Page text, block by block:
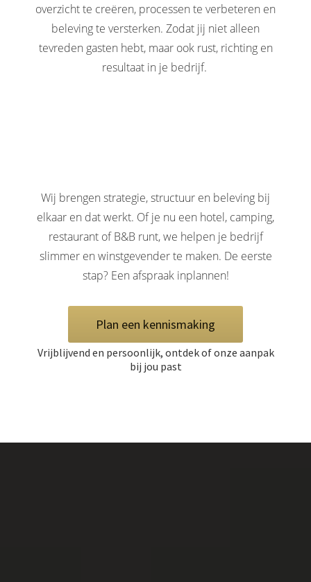
overzicht te creëren, processen te verbeteren en
beleving te versterken. Zodat jij niet alleen
tevreden gasten hebt, maar ook rust, richting en
resultaat in je bedrijf.
Wij brengen strategie, structuur en beleving bij
elkaar en dat werkt. Of je nu een hotel, camping,
restaurant of B&B runt, we helpen je bedrijf
slimmer en winstgevender te maken. De eerste
stap? Een afspraak inplannen!
Plan een kennismaking
Vrijblijvend en persoonlijk, ontdek of onze aanpak
bij jou past